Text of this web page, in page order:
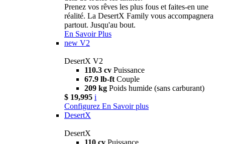
Prenez vos rêves les plus fous et faites-en une
réalité. La DesertX Family vous accompagnera
partout. Jusqu'au bout.
En Savoir Plus
new V2
DesertX V2
110.3 cv Puissance
67.9 lb-ft Couple
209 kg Poids humide (sans carburant)
$ 19,995 i
Configurez En Savoir plus
DesertX
DesertX
110 cv Puissance